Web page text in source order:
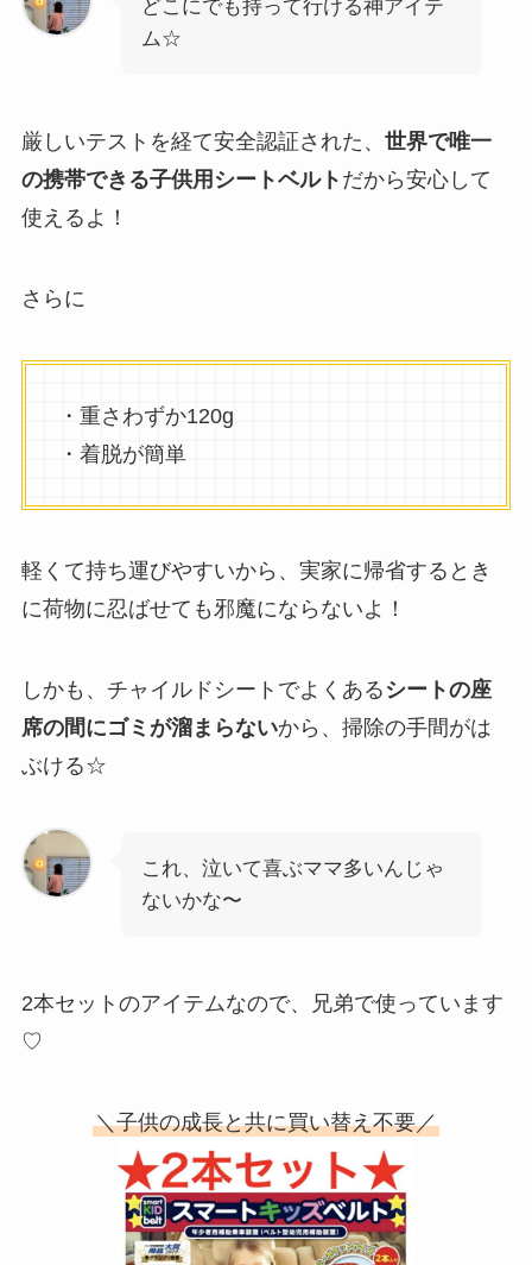
どこにでも持って行ける神アイテ
ム☆
厳しいテストを経て安全認証された、 世界で唯一
の携帯できる子供用シートベルト だから安心して
使えるよ！
さらに
・重さわずか120g
・着脱が簡単
軽くて持ち運びやすいから、実家に帰省するとき
に荷物に忍ばせても邪魔にならないよ！
しかも、チャイルドシートでよくある シートの座
席の間にゴミが溜まらないから、掃除の手間がは
ぶける☆
これ、泣いて喜ぶママ多いんじゃ
ないかな〜
2本セットのアイテムなので、兄弟で使っています
♡
＼子供の成長と共に買い替え不要／